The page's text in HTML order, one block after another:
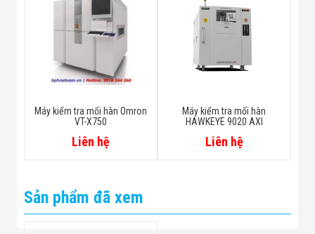
Máy kiểm tra mối hàn Omron
VT-X750
Liên hệ
Máy kiểm tra mối hàn
HAWKEYE 9020 AXI
Liên hệ
Sản phẩm đã xem